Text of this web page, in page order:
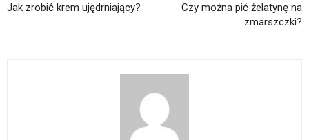
Jak zrobić krem ujędrniający?
Czy można pić żelatynę na
zmarszczki?